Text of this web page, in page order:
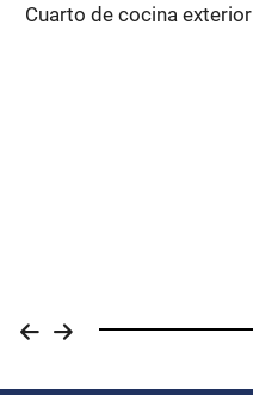
Cuarto de cocina exterior